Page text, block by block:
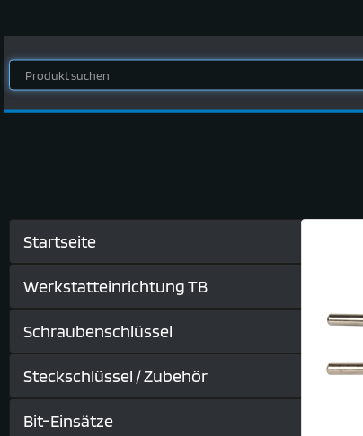
Startseite
Werkstatteinrichtung TB
Schraubenschlüssel
Steckschlüssel / Zubehör
Bit-Einsätze